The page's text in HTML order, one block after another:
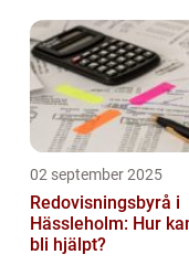
02 september 2025
Redovisningsbyrå i
Hässleholm: Hur
bli hjälpt?